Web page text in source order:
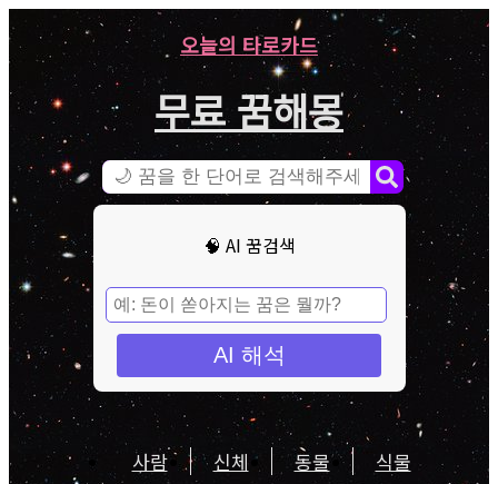
오늘의 타로카드
무료 꿈해몽
🧠 AI 꿈검색
AI 해석
사람 신체 동물 식물